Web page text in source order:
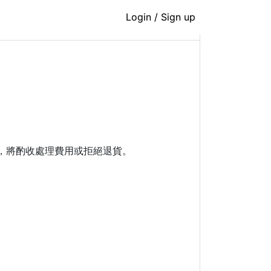
Login / Sign up
將酌收處理費用或拒絕退貨。